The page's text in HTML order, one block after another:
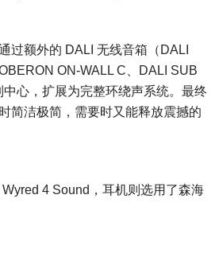
过额外的 DALI 无线音箱（DALI
ON-WALL C、DALI SUB
心，扩展为完整环绕声系统。最终
简洁极简，需要时又能释放震撼的
4 Sound，耳机则选用了森海